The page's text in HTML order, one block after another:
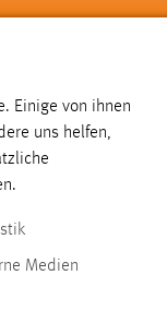
Einige von ihnen
uns helfen,
Medien